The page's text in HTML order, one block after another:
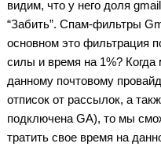
видим, что у него доля
“Забить”. Спам-фильтры
основном это фильтрация
силы и время на 1%?
данному почтовому
отписок от рассылок, а
подключена GA), то мы
тратить свое время на